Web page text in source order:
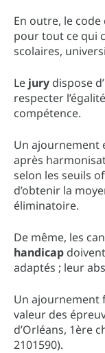
En outre, le code
pour tout ce qui
scolaires,
Le jury dispose
respecter
compétence.
Un ajournement
après
selon les seuils
d’obtenir la
éliminatoire.
De même, les
handicap
adaptés ; leur
Un ajournement
valeur des
d’Orléans, 1ère
2101590).